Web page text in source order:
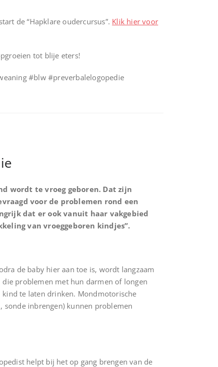
de “Hapklare oudercursus”. Klik hier voor
tot blije eters!
#blw #preverbalelogopedie
wordt te vroeg geboren. Dat zijn
voor de problemen rond een
dat er ook vanuit haar vakgebied
van vroeggeboren kindjes”.
de baby hier aan toe is, wordt langzaam
problemen met hun darmen of longen
te laten drinken. Mondmotorische
sonde inbrengen) kunnen problemen
helpt bij het op gang brengen van de